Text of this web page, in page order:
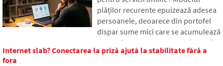
plăților recurente epuizează adesea
persoanele, deoarece din portofel
dispar sume mici care se acumulează
treptat în sume neașteptat de mari.
În text ne bazăm pe date proaspete
Internet slab? Conectarea la priză ajută la stabilitate fără a
fora